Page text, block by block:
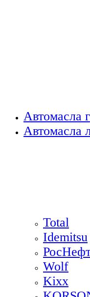
Автомасла
Автомасла
Total
Idemitsu
Wolf
Kixx